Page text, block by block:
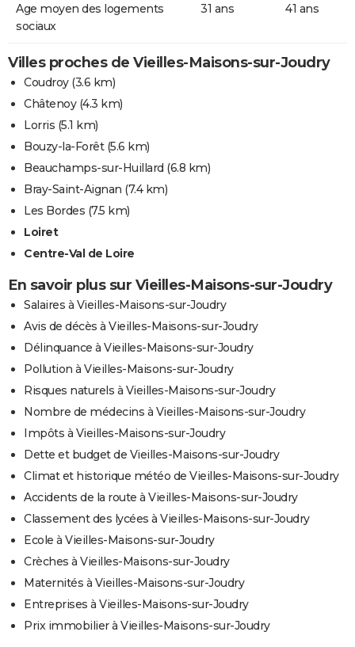
Age moyen des logements
sociaux
31 ans 41 ans
Villes proches de Vieilles-Maisons-sur-Joudry
Coudroy(3.6 km)
Châtenoy(4.3 km)
Lorris (5.1 km)
Bouzy-la-Forêt(5.6 km)
Beauchamps-sur-Huillard (6.8 km)
Bray-Saint-Aignan (7.4 km)
Les Bordes (7.5 km)
Loiret
Centre-Val de Loire
En savoir plus sur Vieilles-Maisons-sur-Joudry
Salaires à Vieilles-Maisons-sur-Joudry
Avis de décès à Vieilles-Maisons-sur-Joudry
Délinquance à Vieilles-Maisons-sur-Joudry
Pollution à Vieilles-Maisons-sur-Joudry
Risques naturels à Vieilles-Maisons-sur-Joudry
Nombre de médecins à Vieilles-Maisons-sur-Joudry
Impôts à Vieilles-Maisons-sur-Joudry
Dette et budget de Vieilles-Maisons-sur-Joudry
Climat et historique météo de Vieilles-Maisons-sur-Joudry
Accidents de la route à Vieilles-Maisons-sur-Joudry
Classement des lycées à Vieilles-Maisons-sur-Joudry
Ecole à Vieilles-Maisons-sur-Joudry
Crèches à Vieilles-Maisons-sur-Joudry
Maternités à Vieilles-Maisons-sur-Joudry
Entreprises à Vieilles-Maisons-sur-Joudry
Prix immobilier à Vieilles-Maisons-sur-Joudry